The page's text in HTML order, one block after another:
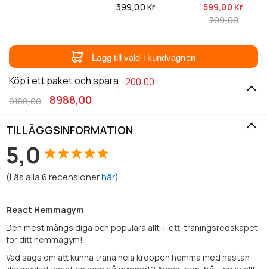
399,00 Kr 599,00 Kr
799,00
Lägg till vald i kundvagnen
Köp i ett paket och spara -200,00
8988,00
9188,00
TILLÄGGSINFORMATION
5,0
(Läs alla6recensionerhär)
React Hemmagym
Den mest mångsidiga och populära allt-i-ett-träningsredskapet
för ditt hemmagym!
Vad sägs om att kunna träna hela kroppen hemma med nästan